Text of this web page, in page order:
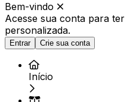
Bem-vindo
Acesse sua conta para ter
personalizada.
Entrar Crie sua conta
Início